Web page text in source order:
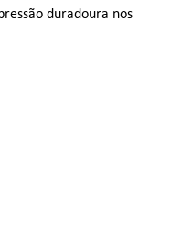
duradoura nos